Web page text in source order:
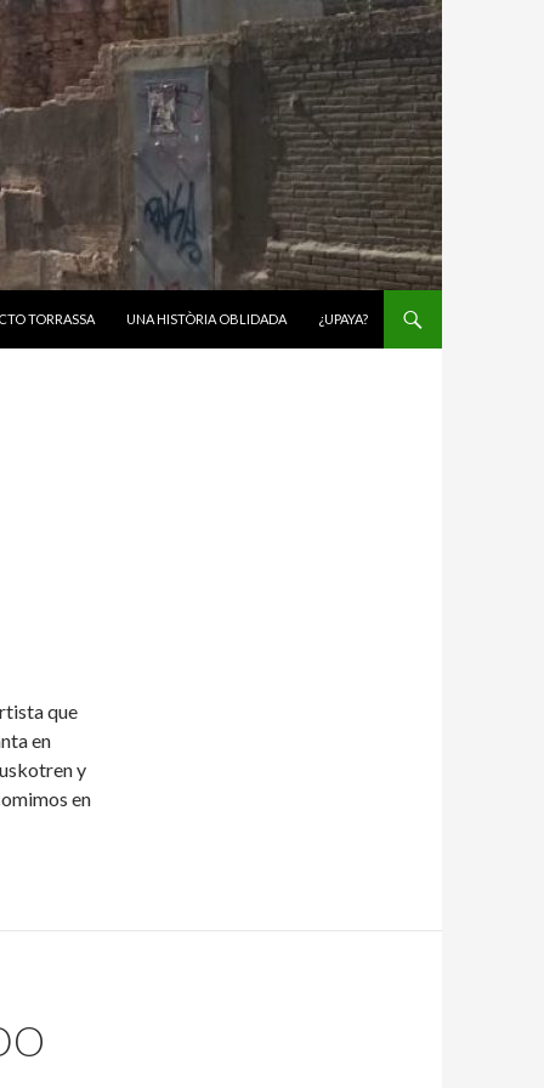
TORRASSA UNA HISTÒRIA OBLIDADA ¿UPAYA?
que
en
y
en